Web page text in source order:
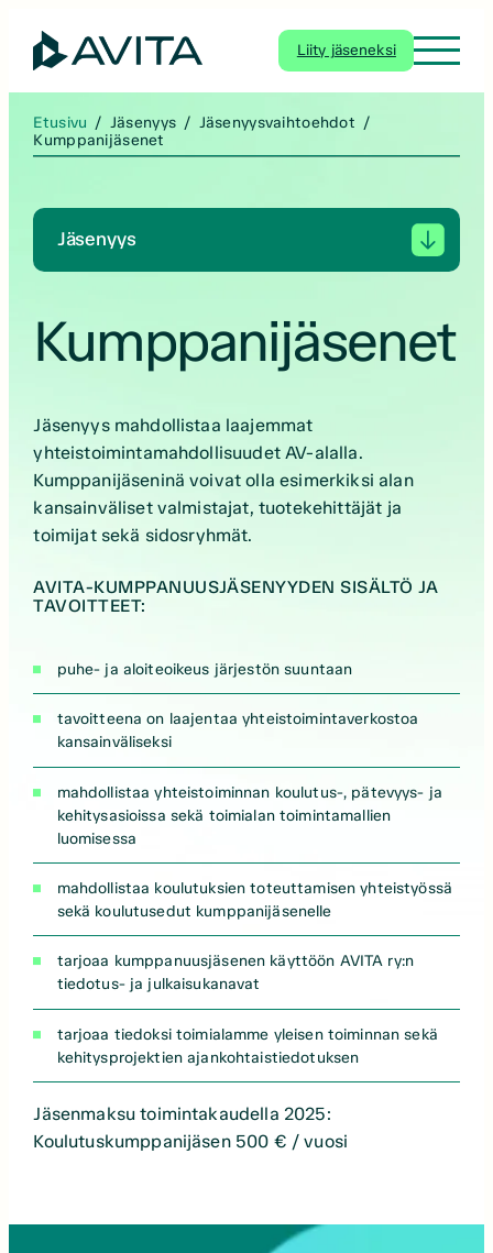
sisältöön
Liity jäseneksi
Etusivu / Jäsenyys / Jäsenyysvaihtoehdot /
Kumppanijäsenet
Jäsenyys
Kumppanijäsenet
Jäsenyys mahdollistaa laajemmat
yhteistoimintamahdollisuudet AV-alalla.
Kumppanijäseninä voivat olla esimerkiksi alan
kansainväliset valmistajat, tuotekehittäjät ja
toimijat sekä sidosryhmät.
AVITA-KUMPPANUUSJÄSENYYDEN SISÄLTÖ JA
TAVOITTEET:
puhe- ja aloiteoikeus järjestön suuntaan
tavoitteena on laajentaa yhteistoimintaverkostoa
kansainväliseksi
mahdollistaa yhteistoiminnan koulutus-, pätevyys- ja
kehitysasioissa sekä toimialan toimintamallien
luomisessa
mahdollistaa koulutuksien toteuttamisen yhteistyössä
sekä koulutusedut kumppanijäsenelle
tarjoaa kumppanuusjäsenen käyttöön AVITA ry:n
tiedotus- ja julkaisukanavat
tarjoaa tiedoksi toimialamme yleisen toiminnan sekä
kehitysprojektien ajankohtaistiedotuksen
Jäsenmaksu toimintakaudella 2025:
Koulutuskumppanijäsen 500 € / vuosi